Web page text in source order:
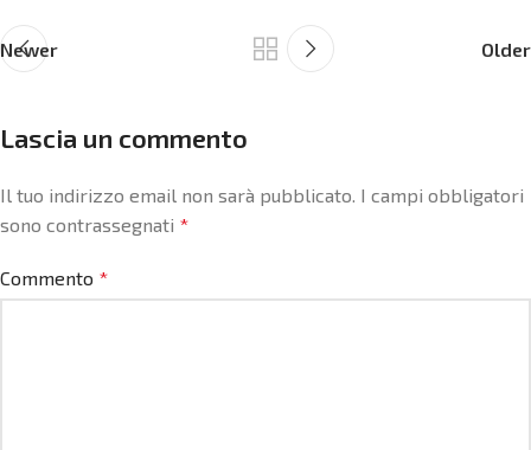
Newer Older
Lascia un commento
Il tuo indirizzo email non sarà pubblicato. I campi obbligatori
sono contrassegnati *
Commento *